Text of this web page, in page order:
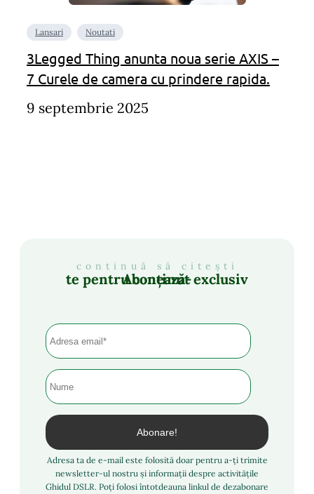
Lansari Noutati
3Legged Thing anunta noua serie AXIS –
7 Curele de camera cu prindere rapida.
9 septembrie 2025
continuă să citești
Abonează-te pentru conținut exclusiv
Adresa ta de e-mail este folosită doar pentru a-ți trimite
newsletter-ul nostru și informații despre activitățile
Ghidul DSLR. Poți folosi întotdeauna linkul de dezabonare